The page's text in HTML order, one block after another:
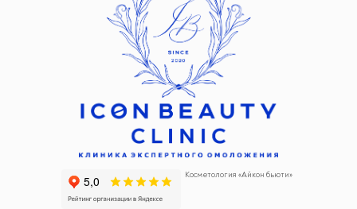
Косметология «Айкон бьюти»